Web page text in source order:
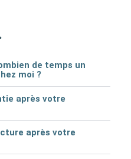
de temps un
moi ?
après votre
après votre